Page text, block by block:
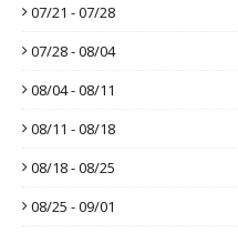
07/21 - 07/28
07/28 - 08/04
08/04 - 08/11
08/11 - 08/18
08/18 - 08/25
08/25 - 09/01